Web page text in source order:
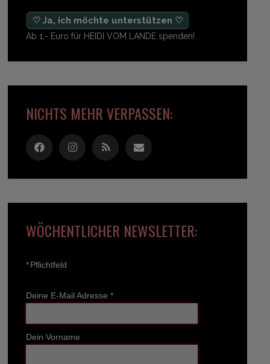
♡ Ja, ich möchte unterstützen ♡
Ab 1,- Euro für HEIDI VOM LANDE spenden!
NICHTS MEHR VERPASSEN:
WÖCHENTLICHER NEWSLETTER:
*Pflichtfeld
Deine E-Mail Adresse *
Dein Vorname